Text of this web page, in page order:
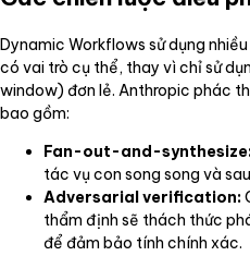
Dynamic Workflows sử dụng
có vai trò cụ thể, thay vì chỉ sử
window) đơn lẻ. Anthropic phác
bao gồm:
Fan-out-and-
tác vụ con song song và
Adversarial verification:
thẩm định sẽ thách thức
để đảm bảo tính chính xác.